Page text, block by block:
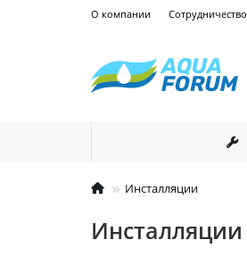
О компании Сотрудничество
Инсталляции
Инсталляции